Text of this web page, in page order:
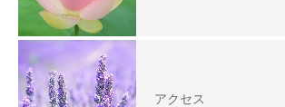
アクセス